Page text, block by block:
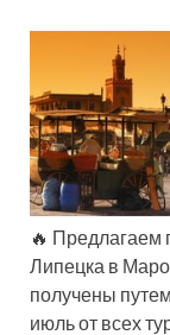
🔥 Предлагаем
Липецка в
получены
июль от всех